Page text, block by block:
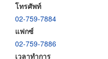
โทรศัพท์
02-759-7884
แฟกซ์
02-759-7886
เวลาทำการ